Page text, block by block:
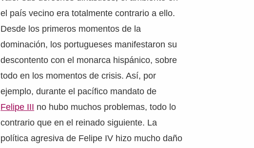
el país vecino era totalmente contrario a ello.
Desde los primeros momentos de la
dominación, los portugueses manifestaron su
descontento con el monarca hispánico, sobre
todo en los momentos de crisis. Así, por
ejemplo, durante el pacífico mandato de
Felipe III no hubo muchos problemas, todo lo
contrario que en el reinado siguiente. La
política agresiva de Felipe IV hizo mucho daño